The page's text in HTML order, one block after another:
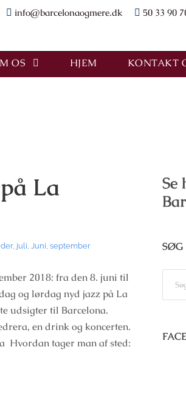
info@barcelonaogmere.dk 50 33 90
OS HJEM KONTAKT
La
, juli, Juni, september
2018: fra den 8. juni til
og lørdag nyd jazz på La
udsigter til Barcelona.
en drink og koncerten.
Hvordan tager man af sted:
Se
SØG